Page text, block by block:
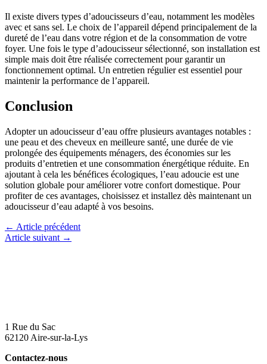
Il existe divers types d’adoucisseurs d’eau, notamment les modèles
avec et sans sel. Le choix de l’appareil dépend principalement de la
dureté de l’eau dans votre région et de la consommation de votre
foyer. Une fois le type d’adoucisseur sélectionné, son installation est
simple mais doit être réalisée correctement pour garantir un
fonctionnement optimal. Un entretien régulier est essentiel pour
maintenir la performance de l’appareil.
Conclusion
Adopter un adoucisseur d’eau offre plusieurs avantages notables :
une peau et des cheveux en meilleure santé, une durée de vie
prolongée des équipements ménagers, des économies sur les
produits d’entretien et une consommation énergétique réduite. En
ajoutant à cela les bénéfices écologiques, l’eau adoucie est une
solution globale pour améliorer votre confort domestique. Pour
profiter de ces avantages, choisissez et installez dès maintenant un
adoucisseur d’eau adapté à vos besoins.
← Article précédent
Article suivant →
1 Rue du Sac
62120 Aire-sur-la-Lys
Contactez-nous